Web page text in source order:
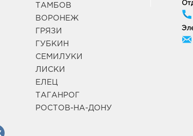
10:00 - 21:00
График работы:
ТАМБОВ
ВОРОНЕЖ
ГРЯЗИ
ГУБКИН
СЕМИЛУКИ
ЛИСКИ
ЕЛЕЦ
ТАГАНРОГ
РОСТОВ-НА-ДОНУ